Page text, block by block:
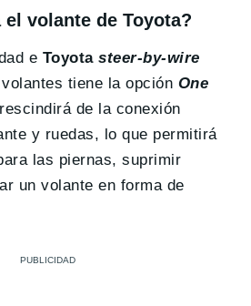
volante de Toyota?
e Toyotasteer-by-wire
tiene la opción One
de la conexión
y ruedas, lo que permitirá
las piernas, suprimir
un volante en forma de